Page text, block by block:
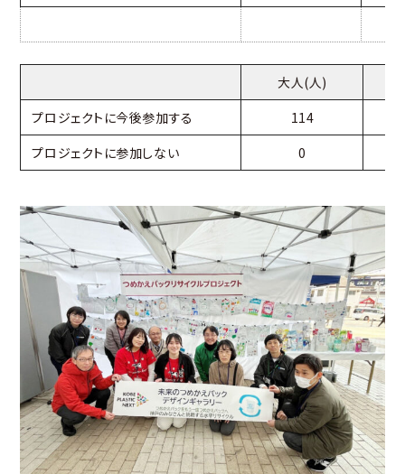
大人(人)
プロジェクトに今後参加する
114
プロジェクトに参加しない
0